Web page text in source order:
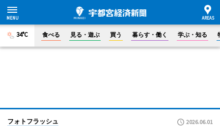
34°C 食べる 見る・遊ぶ 買う 暮らす・働く 学ぶ・知る
フォトフラッシュ 2026.06.01